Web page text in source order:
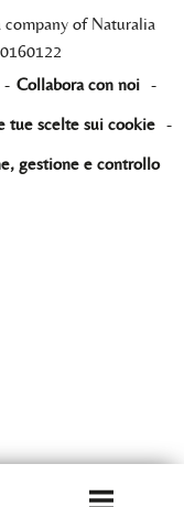
of Naturalia
- Collabora con noi -
tue scelte sui cookie -
gestione e controllo